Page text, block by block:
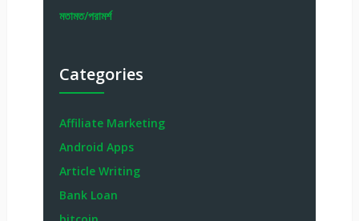
মতামত/পরামর্শ
Categories
Affiliate Marketing
Android Apps
Article Writing
Bank Loan